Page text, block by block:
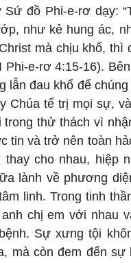
đồ Phi-e-rơ dạy:
như kẻ hung ác,
mà chịu khổ, thì
e-rơ 4:15-16).
lẫn đau khổ để chúng
Chúa tể trị mọi sự,
trong thử thách vì
tin và trở nên toàn
cho nhau, hiệp
lành về phương
linh. Trong tinh
chị em với nhau
Sự xưng tội
mà còn đem đến sự